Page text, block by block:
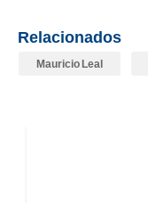
Relacionados
Mauricio Leal